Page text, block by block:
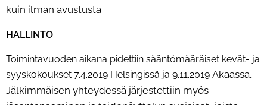
kuin ilman avustusta
HALLINTO
Toimintavuoden aikana pidettiin sääntömääräiset kevät- ja
syyskokoukset 7.4.2019 Helsingissä ja 9.11.2019 Akaassa.
Jälkimmäisen yhteydessä järjestettiin myös